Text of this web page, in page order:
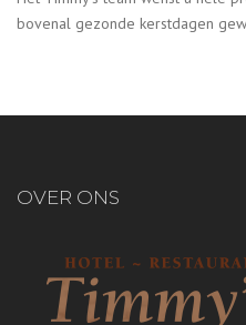
bovenal gezonde kerstdagen
OVER ONS